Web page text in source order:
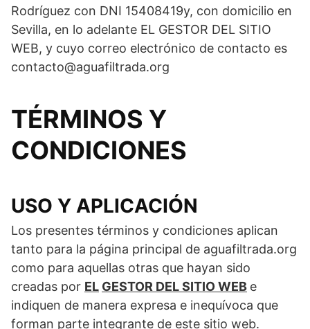
Rodríguez con DNI 15408419y, con domicilio en
Sevilla, en lo adelante EL GESTOR DEL SITIO
WEB, y cuyo correo electrónico de contacto es
contacto@aguafiltrada.org
TÉRMINOS Y
CONDICIONES
USO Y APLICACIÓN
Los presentes términos y condiciones aplican
tanto para la página principal de aguafiltrada.org
como para aquellas otras que hayan sido
creadas por EL GESTOR DEL SITIO WEB e
indiquen de manera expresa e inequívoca que
forman parte integrante de este sitio web.